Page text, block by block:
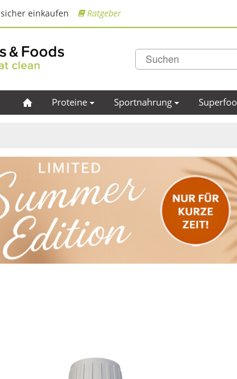
sicher einkaufen Ratgeber
Proteine Sportnahrung